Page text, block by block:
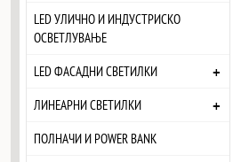
LED УЛИЧНО И ИНДУСТРИСКО
ОСВЕТЛУВАЊЕ
LED ФАСАДНИ СВЕТИЛКИ
+
ЛИНЕАРНИ СВЕТИЛКИ +
ПОЛНАЧИ И POWER BANK